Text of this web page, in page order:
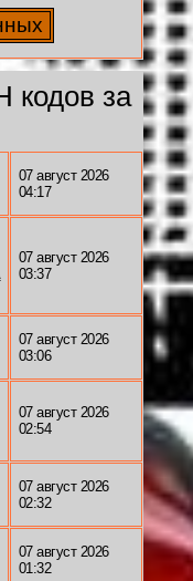
за
07 август 2026
04:17
07 август 2026
03:37
07 август 2026
03:06
07 август 2026
02:54
07 август 2026
02:32
07 август 2026
01:32